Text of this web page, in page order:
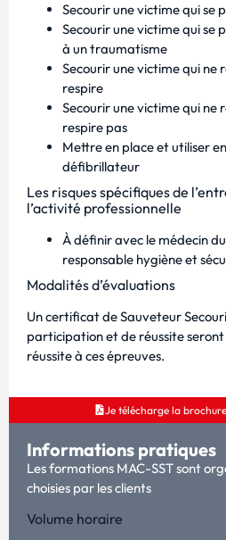
Secourir une victime qui se
Secourir une victime qui se
à un traumatisme
Secourir une victime qui ne
respire
Secourir une victime qui ne
respire pas
Mettre en place et utiliser
défibrillateur
Les risques spécifiques de
l’activité professionnelle
À définir avec le médecin
responsable hygiène et
Modalités d’évaluations
Un certificat de Sauveteur
participation et de réussite seront
réussite à ces épreuves.
Je télécharge la
Informations pratiques
Les formations MAC-SST sont
choisies par les clients
Volume horaire